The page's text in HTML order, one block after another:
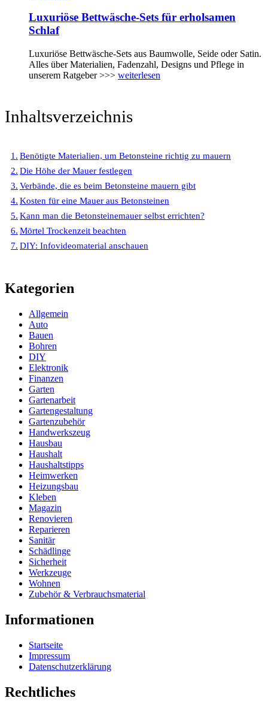
Luxuriöse Bettwäsche-Sets für erholsamen
Schlaf
Luxuriöse Bettwäsche-Sets aus Baumwolle, Seide oder Satin.
Alles über Materialien, Fadenzahl, Designs und Pflege in
unserem Ratgeber >>> weiterlesen
Inhaltsverzeichnis
Benötigte Materialien, um Betonsteine richtig zu mauern
Die Höhe der Mauer festlegen
Verbände, die es beim Betonsteine mauern gibt
Kosten für eine Mauer aus Betonsteinen
Kann man die Betonsteinemauer selbst errichten?
Mörtel Trockenzeit beachten
DIY: Infovideomaterial anschauen
Kategorien
Allgemein
Auto
Bauen
Bohren
DIY
Elektronik
Finanzen
Garten
Gartenarbeit
Gartengestaltung
Gartenzubehör
Handwerkszeug
Hausbau
Haushalt
Haushaltstipps
Heimwerken
Heizungsbau
Kleben
Magazin
Renovieren
Reparieren
Sanitär
Schädlinge
Sicherheit
Werkzeuge
Wohnen
Zubehör & Verbrauchsmaterial
Informationen
Startseite
Impressum
Datenschutzerklärung
Rechtliches